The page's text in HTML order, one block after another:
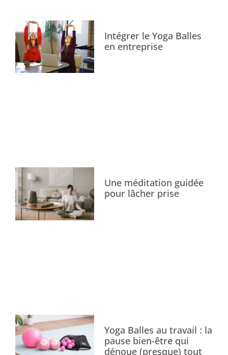
Intégrer le Yoga Balles
en entreprise
Une méditation guidée
pour lâcher prise
Yoga Balles au travail : la
pause bien-être qui
dénoue (presque) tout